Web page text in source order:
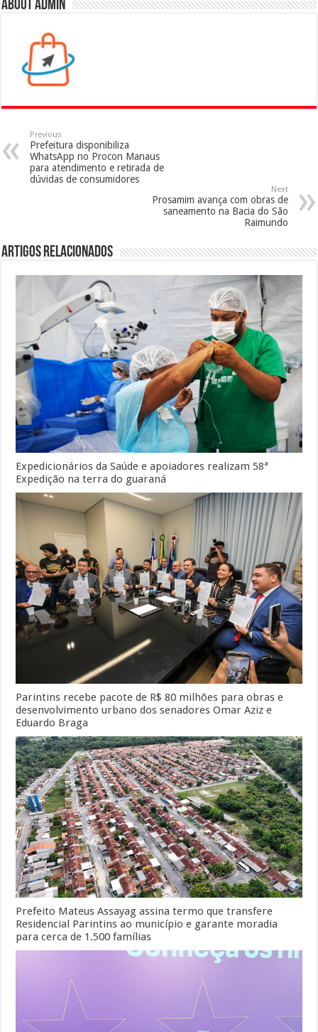
About admin
Previous
Prefeitura disponibiliza
WhatsApp no Procon Manaus
para atendimento e retirada de
dúvidas de consumidores
Next
Prosamim avança com obras de
saneamento na Bacia do São
Raimundo
Artigos Relacionados
Expedicionários da Saúde e apoiadores realizam 58ª
Expedição na terra do guaraná
Parintins recebe pacote de R$ 80 milhões para obras e
desenvolvimento urbano dos senadores Omar Aziz e
Eduardo Braga
Prefeito Mateus Assayag assina termo que transfere
Residencial Parintins ao município e garante moradia
para cerca de 1.500 famílias